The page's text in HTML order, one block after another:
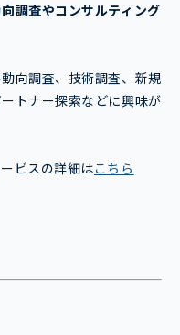
調査やコンサルティング
向調査、技術調査、新規
トナー探索などに興味が
ビスの詳細はこちら